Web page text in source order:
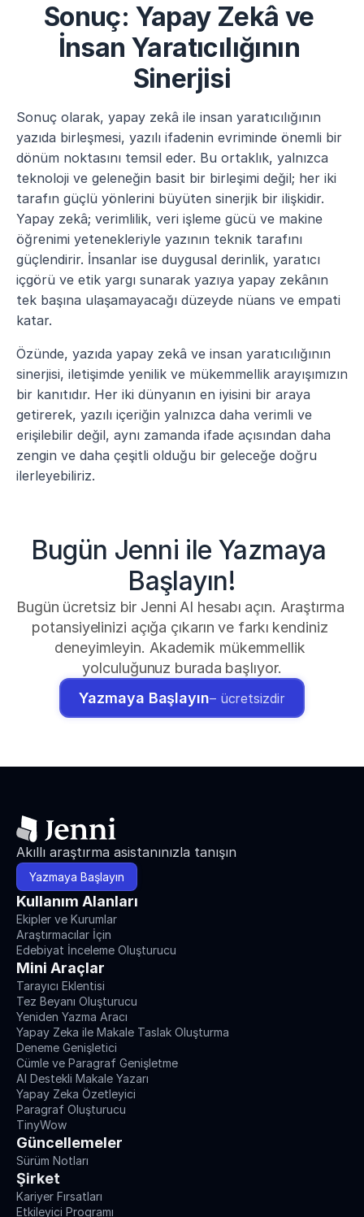
Sonuç: Yapay Zekâ ve
İnsan Yaratıcılığının
Sinerjisi
Sonuç olarak, yapay zekâ ile insan yaratıcılığının
yazıda birleşmesi, yazılı ifadenin evriminde önemli bir
dönüm noktasını temsil eder. Bu ortaklık, yalnızca
teknoloji ve geleneğin basit bir birleşimi değil; her iki
tarafın güçlü yönlerini büyüten sinerjik bir ilişkidir.
Yapay zekâ; verimlilik, veri işleme gücü ve makine
öğrenimi yetenekleriyle yazının teknik tarafını
güçlendirir. İnsanlar ise duygusal derinlik, yaratıcı
içgörü ve etik yargı sunarak yazıya yapay zekânın
tek başına ulaşamayacağı düzeyde nüans ve empati
katar.
Özünde, yazıda yapay zekâ ve insan yaratıcılığının
sinerjisi, iletişimde yenilik ve mükemmellik arayışımızın
bir kanıtıdır. Her iki dünyanın en iyisini bir araya
getirerek, yazılı içeriğin yalnızca daha verimli ve
erişilebilir değil, aynı zamanda ifade açısından daha
zengin ve daha çeşitli olduğu bir geleceğe doğru
ilerleyebiliriz.
Bugün Jenni ile Yazmaya
Başlayın!
Bugün ücretsiz bir Jenni AI hesabı açın. Araştırma
potansiyelinizi açığa çıkarın ve farkı kendiniz
deneyimleyin. Akademik mükemmellik
yolculuğunuz burada başlıyor.
Yazmaya Başlayın– ücretsizdir
Akıllı araştırma asistanınızla tanışın
Yazmaya Başlayın
Kullanım Alanları
Ekipler ve Kurumlar
Araştırmacılar İçin
Edebiyat İnceleme Oluşturucu
Mini Araçlar
Tarayıcı Eklentisi
Tez Beyanı Oluşturucu
Yeniden Yazma Aracı
Yapay Zeka ile Makale Taslak Oluşturma
Deneme Genişletici
Cümle ve Paragraf Genişletme
AI Destekli Makale Yazarı
Yapay Zeka Özetleyici
Paragraf Oluşturucu
TinyWow
Güncellemeler
Sürüm Notları
Şirket
Kariyer Fırsatları
Etkileyici Programı